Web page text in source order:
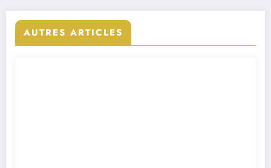
AUTRES ARTICLES